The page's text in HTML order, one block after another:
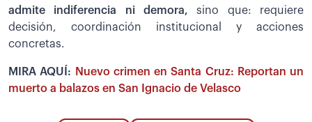
admite indiferencia ni demora,sino que: requiere
decisión, coordinación institucional y acciones
concretas.
MIRA AQUÍ:
Nuevo crimen en Santa Cruz: Reportan un
muerto a balazos en San Ignacio de Velasco